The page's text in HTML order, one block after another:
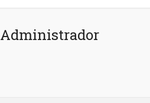
Administrador